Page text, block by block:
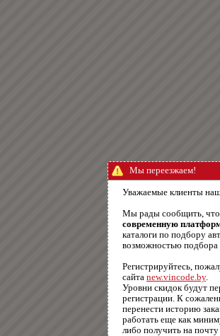
Мы переезжаем!
Уважаемые клиенты
Мы рады сообщить,
современную
каталоги по подбору
возможностью подбора
Регистрируйтесь,
сайта new.vincode.by.
Уровни скидок будут
регистрации. К
перенести историю
работать еще как
либо получить на